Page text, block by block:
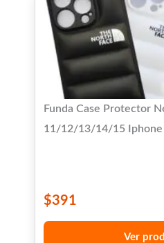
Funda Case Protector
11/12/13/14/15 Iphone
$391
Ver